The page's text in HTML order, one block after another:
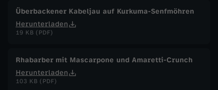
Überbackener Kabeljau auf Kurkuma-Senfmöhren
Herunterladen
19 KB (PDF)
Rhabarber mit Mascarpone und Amaretti-Crunch
Herunterladen
103 KB (PDF)